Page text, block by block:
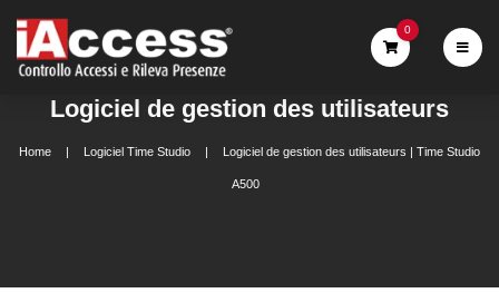
0
Logiciel de gestion des utilisateurs
Home Logiciel Time Studio Logiciel de gestion des utilisateurs | Time Studio
A500